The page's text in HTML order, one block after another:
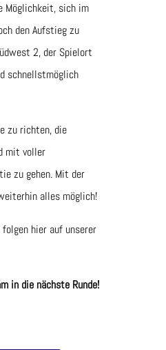
Möglichkeit, sich im
den Aufstieg zu
2, der Spielort
schnellstmöglich
zu richten, die
mit voller
zu gehen. Mit der
alles möglich!
hier auf unserer
in die nächste Runde!